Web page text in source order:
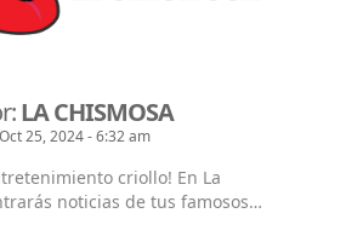
LA CHISMOSA
Oct 25, 2024 - 6:32 am
criollo! En La
noticias de tus famosos
videos, fotos, chismes... y